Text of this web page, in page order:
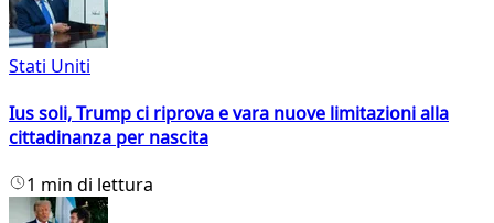
Stati Uniti
Ius soli, Trump ci riprova e vara nuove limitazioni alla
cittadinanza per nascita
1 min di lettura